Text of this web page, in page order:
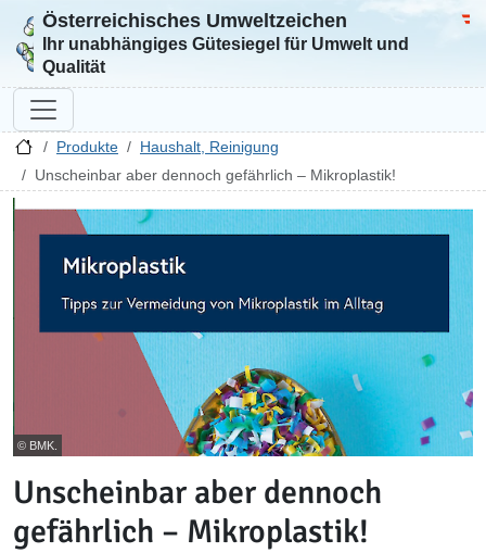
Zur Startseite
Österreichisches Umweltzeichen
Ihr unabhängiges Gütesiegel für Umwelt und
Qualität
Produkte
Haushalt, Reinigung
Unscheinbar aber dennoch gefährlich – Mikroplastik!
© BMK.
Unscheinbar aber dennoch
gefährlich – Mikroplastik!